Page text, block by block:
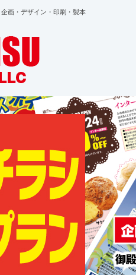
画・デザイン・印刷・製本